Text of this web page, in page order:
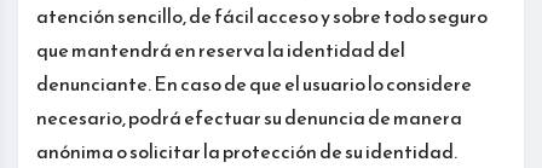
atención sencillo, de fácil acceso y sobre todo seguro
que mantendrá en reserva la identidad del
denunciante. En caso de que el usuario lo considere
necesario, podrá efectuar su denuncia de manera
anónima o solicitar la protección de su identidad.